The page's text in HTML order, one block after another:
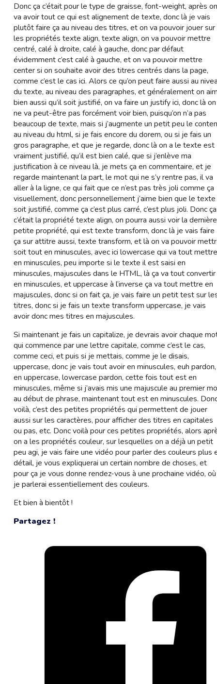
Donc ça c’était pour le type de graisse, font-weight, après on
va avoir tout ce qui est alignement de texte, donc là je vais
plutôt faire ça au niveau des titres, et on va pouvoir jouer sur
les propriétés texte align, texte align, on va pouvoir mettre
centré, calé à droite, calé à gauche, donc par défaut
évidemment c’est calé à gauche, et on va pouvoir mettre
center si on souhaite avoir des titres centrés dans la page,
comme c’est le cas ici. Alors ce qu’on peut faire aussi au
du texte, au niveau des paragraphes, et généralement on
bien aussi qu’il soit justifié, on va faire un justify ici, donc là on
ne va peut-être pas forcément voir bien, puisqu’on n’a pas
beaucoup de texte, mais si j’augmente un petit peu le
au niveau du html, si je fais encore du dorem, ou si je fais un
gros paragraphe, et que je regarde, donc là on a le texte est
vraiment justifié, qu’il est bien calé, que si j’enlève ma
justification à ce niveau là, je mets ça en commentaire, et je
regarde maintenant la part, le mot qui ne s’y rentre pas, il va
aller à la ligne, ce qui fait que ce n’est pas très joli comme ça
visuellement, donc personnellement j’aime bien que le texte
soit justifié, comme ça c’est plus carré, c’est plus joli. Donc ça
c’était la propriété texte align, on pourra aussi voir la dernière
petite propriété, qui est texte transform, donc là je vais faire
ça sur attitre aussi, texte transform, et là on va pouvoir
soit tout en minuscules, avec ici lowercase qui va tout mettre
en minuscules, peu importe si le texte il est saisi en
minuscules, majuscules dans le HTML, là ça va tout convertir
en minuscules, et uppercase à l’inverse ça va tout mettre en
majuscules, donc si on fait ça, je vais faire un petit test sur
titres, donc si je fais un texte transform uppercase, je vais
avoir donc mes titres en majuscules.
Si maintenant je fais un capitalize, je devrais avoir chaque
qui commence par une lettre capitale, comme c’est le cas,
comme ceci, et puis si je mettais, comme je le disais,
uppercase, donc je vais tout avoir en minuscules, euh pardon,
en uppercase, lowercase pardon, cette fois tout est en
minuscules, même si j’avais mis une majuscule au premier
au début de phrase, maintenant tout est en minuscules.
voilà, c’est des petites propriétés qui permettent de jouer
aussi sur les caractères, pour afficher des titres en capitales
ou pas, etc. Donc voilà pour ces petites propriétés, alors
on a les propriétés couleur, sur lesquelles on a déjà un petit
peu agi, je vais faire une vidéo pour parler des couleurs plus
détail, je vous expliquerai un certain nombre de choses, et
pour ça je vous donne rendez-vous à une prochaine vidéo, où
je parlerai essentiellement des couleurs.
Et bien à bientôt !
Partagez !